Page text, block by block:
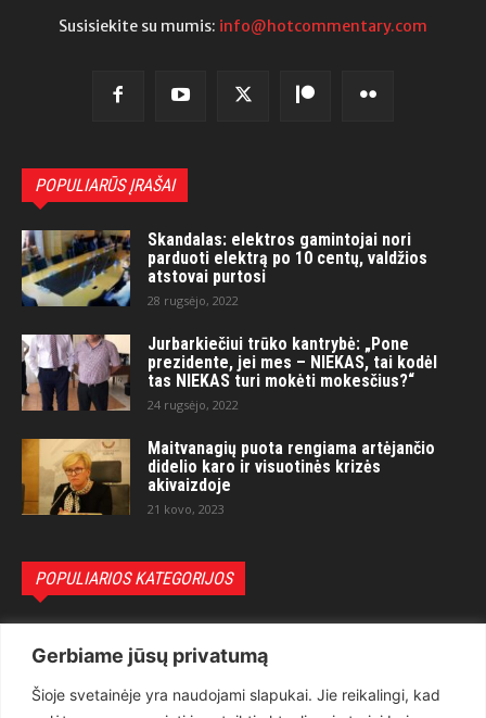
Gerbiame jūsų privatumą
Šioje svetainėje yra naudojami slapukai. Jie reikalingi, kad
Susisiekite su mumis: info@hotcommentary.com
POPULIARŪS ĮRAŠAI
Skandalas: elektros gamintojai nori
parduoti elektrą po 10 centų, valdžios
atstovai purtosi
28 rugsėjo, 2022
Jurbarkiečiui trūko kantrybė: „Pone
prezidente, jei mes – NIEKAS, tai kodėl
tas NIEKAS turi mokėti mokesčius?“
24 rugsėjo, 2022
Maitvanagių puota rengiama artėjančio
didelio karo ir visuotinės krizės
akivaizdoje
21 kovo, 2023
POPULIARIOS KATEGORIJOS
Teisėsauga
1497